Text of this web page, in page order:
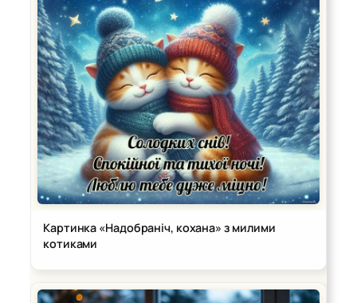
Картинка «Надобраніч, кохана» з милими
котиками